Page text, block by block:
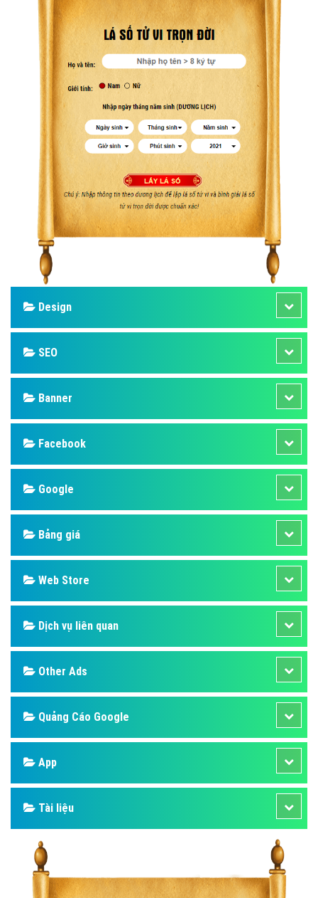
Design
SEO
Banner
Facebook
Google
Bảng giá
Web Store
Dịch vụ liên quan
Other Ads
Quảng Cáo Google
App
Tài liệu